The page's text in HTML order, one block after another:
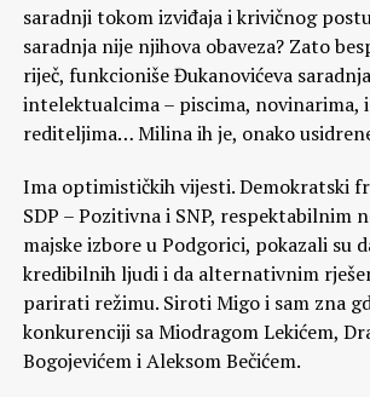
saradnji tokom izviđaja i krivičnog
saradnja nije njihova obaveza? Zato
riječ, funkcioniše Đukanovićeva
intelektualcima – piscima, novinarima,
rediteljima… Milina ih je, onako
Ima optimističkih vijesti. Demokratski
SDP – Pozitivna i SNP, respektabilnim
majske izbore u Podgorici, pokazali su
kredibilnih ljudi i da alternativnim
parirati režimu. Siroti Migo i sam zna
konkurenciji sa Miodragom Lekićem,
Bogojevićem i Aleksom Bečićem.